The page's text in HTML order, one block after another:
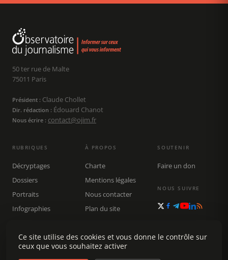
50 ter rue de Malte
75011 Paris
Président : Claude Chollet
Dir. rédaction : Édouard Chanot
Nous écrire : contact@ojim.fr
RUBRIQUES
Décryptages
Dossiers
Portraits
Infographies
Rechercher
À PROPOS
Charte
Mentions légales
Nous contacter
Plan du site
SOUTENIR
Faire un don
NOUS SUIVRE
Ce site utilise des cookies et vous donne le contrôle sur
ceux que vous souhaitez activer